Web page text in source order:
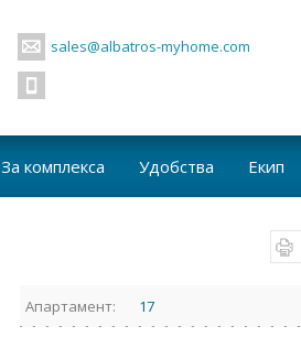
sales@albatros-myhome.com
За комплекса Удобства Екип
Апартамент: 17